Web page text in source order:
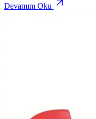
Devamını Oku